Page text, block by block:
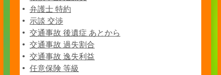
弁護士 特約
示談 交渉
交通事故 後遺症 あとから
交通事故 過失割合
交通事故 逸失利益
任意保険 等級